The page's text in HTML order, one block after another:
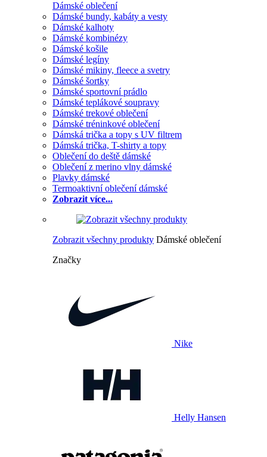
Dámské oblečení
Dámské bundy, kabáty a vesty
Dámské kalhoty
Dámské kombinézy
Dámské košile
Dámské legíny
Dámské mikiny, fleece a svetry
Dámské šortky
Dámské sportovní prádlo
Dámské teplákové soupravy
Dámské trekové oblečení
Dámské tréninkové oblečení
Dámská trička a topy s UV filtrem
Dámská trička, T-shirty a topy
Oblečení do deště dámské
Oblečení z merino vlny dámské
Plavky dámské
Termoaktivní oblečení dámské
Zobrazit více...
Zobrazit všechny produkty Dámské oblečení
Značky
Nike
Helly Hansen